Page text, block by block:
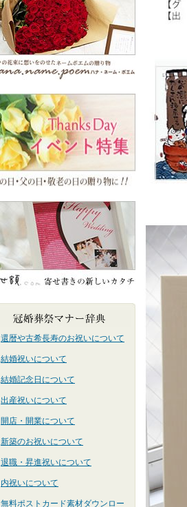
還暦や古希長寿のお祝いについて
結婚祝いについて
結婚記念日について
出産祝いについて
開店・開業について
新築のお祝いについて
退職・昇進祝いについて
内祝いについて
無料ポストカード素材ダウンロー